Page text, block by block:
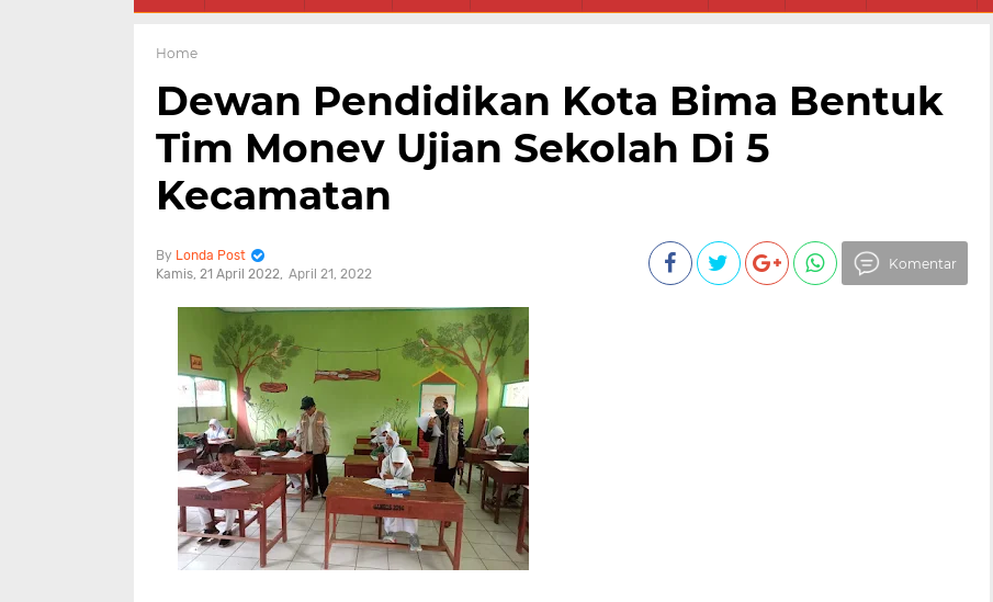
Home
Dewan Pendidikan Kota Bima Bentuk
Tim Monev Ujian Sekolah Di 5
Kecamatan
Londa Post
Kamis, 21 April 2022 April 21, 2022
Komentar